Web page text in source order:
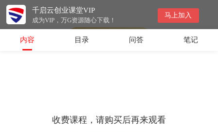
千启云创业课堂VIP
成为VIP，万G资源随心下载！
马上加入
免费课程，加入学习即可观看
内容 目录 问答 笔记
收费课程，请购买后再来观看